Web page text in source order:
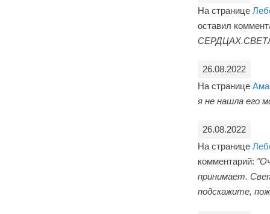
На странице
оставил
26.08.2022
На странице
я не нашла его
26.08.2022
На странице
комментарий:
принимает.
подскажите,